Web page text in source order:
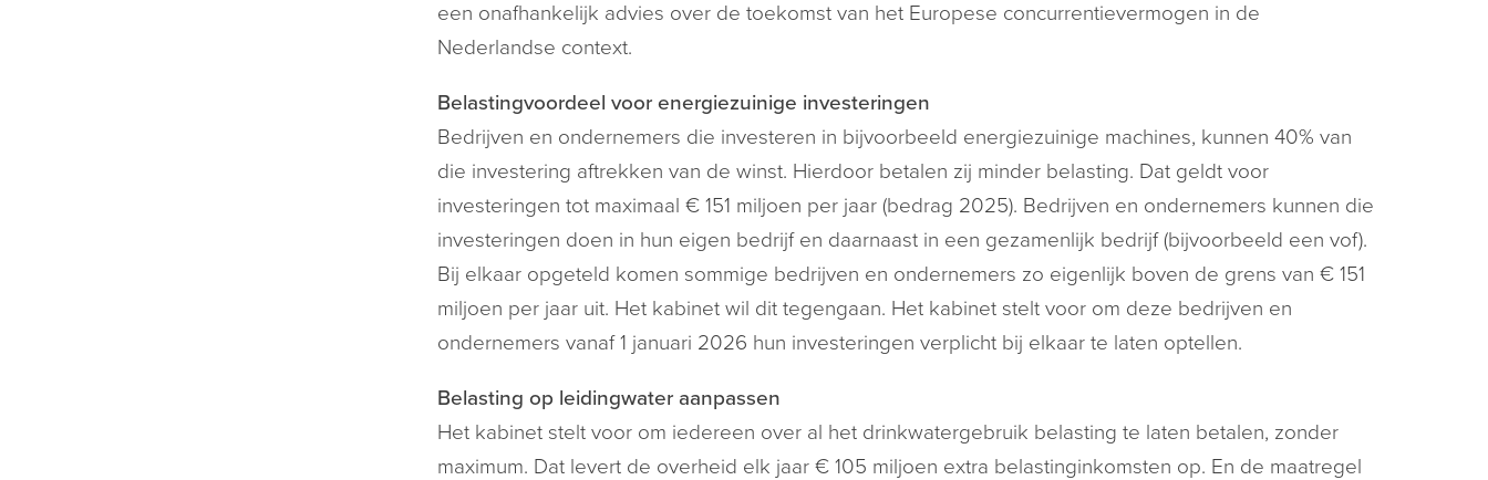
een onafhankelijk advies over de toekomst van het Europese concurrentievermogen in de
Nederlandse context.
Belastingvoordeel voor energiezuinige investeringen
Bedrijven en ondernemers die investeren in bijvoorbeeld energiezuinige machines, kunnen 40% van
die investering aftrekken van de winst. Hierdoor betalen zij minder belasting. Dat geldt voor
investeringen tot maximaal € 151 miljoen per jaar (bedrag 2025). Bedrijven en ondernemers kunnen die
investeringen doen in hun eigen bedrijf en daarnaast in een gezamenlijk bedrijf (bijvoorbeeld een vof).
Bij elkaar opgeteld komen sommige bedrijven en ondernemers zo eigenlijk boven de grens van € 151
miljoen per jaar uit. Het kabinet wil dit tegengaan. Het kabinet stelt voor om deze bedrijven en
ondernemers vanaf 1 januari 2026 hun investeringen verplicht bij elkaar te laten optellen.
Belasting op leidingwater aanpassen
Het kabinet stelt voor om iedereen over al het drinkwatergebruik belasting te laten betalen, zonder
maximum. Dat levert de overheid elk jaar € 105 miljoen extra belastinginkomsten op. En de maatregel